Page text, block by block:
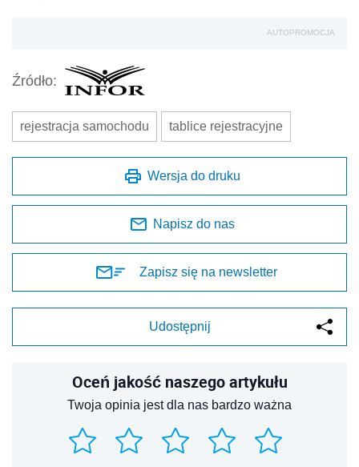
AUTOPROMOCJA
Źródło:
rejestracja samochodu tablice rejestracyjne
Wersja do druku
Napisz do nas
Zapisz się na newsletter
Udostępnij
Oceń jakość naszego artykułu
Twoja opinia jest dla nas bardzo ważna